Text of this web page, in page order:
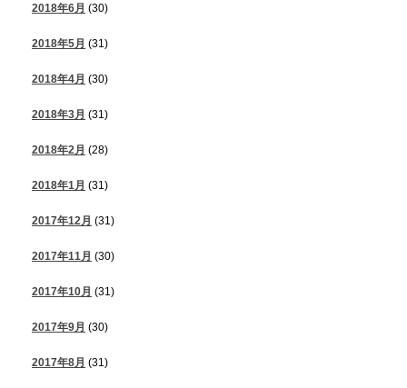
2018年6月 (30)
2018年5月 (31)
2018年4月 (30)
2018年3月 (31)
2018年2月 (28)
2018年1月 (31)
2017年12月 (31)
2017年11月 (30)
2017年10月 (31)
2017年9月 (30)
2017年8月 (31)